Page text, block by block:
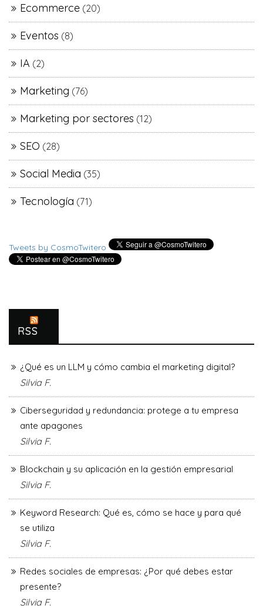
Ecommerce (20)
Eventos (8)
IA (2)
Marketing (76)
Marketing por sectores (12)
SEO (28)
Social Media (35)
Tecnología (71)
Tweets by CosmoTwitero
RSS
¿Qué es un LLM y cómo cambia el marketing digital?
Silvia F.
Ciberseguridad y redundancia: protege a tu empresa
ante apagones
Silvia F.
Blockchain y su aplicación en la gestión empresarial
Silvia F.
Keyword Research: Qué es, cómo se hace y para qué
se utiliza
Silvia F.
Redes sociales de empresas: ¿Por qué debes estar
presente?
Silvia F.